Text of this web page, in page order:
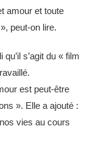
amour et toute
peut-on lire.
s’agit du « film
est peut-être
». Elle a ajouté :
vies au cours